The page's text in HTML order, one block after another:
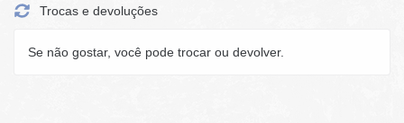
Trocas e devoluções
Se não gostar, você pode trocar ou devolver.